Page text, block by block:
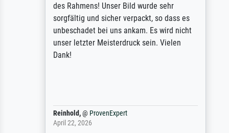
des Rahmens! Unser Bild wurde sehr
sorgfältig und sicher verpackt, so dass es
unbeschadet bei uns ankam. Es wird nicht
unser letzter Meisterdruck sein. Vielen
Dank!
Reinhold,@ProvenExpert
April 22, 2026